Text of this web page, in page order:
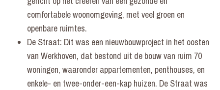
comfortabele woonomgeving, met veel groen en
openbare ruimtes.
De Straat: Dit was een nieuwbouwproject in het oosten
van Werkhoven, dat bestond uit de bouw van ruim 70
woningen, waaronder appartementen, penthouses, en
enkele- en twee-onder-een-kap huizen. De Straat was